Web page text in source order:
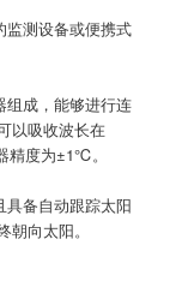
监测设备或便携式
组成，能够进行连
以吸收波长在
精度为±1℃。
具备自动跟踪太阳
向太阳。